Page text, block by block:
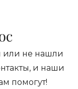
или не нашли
и наши
помогут!